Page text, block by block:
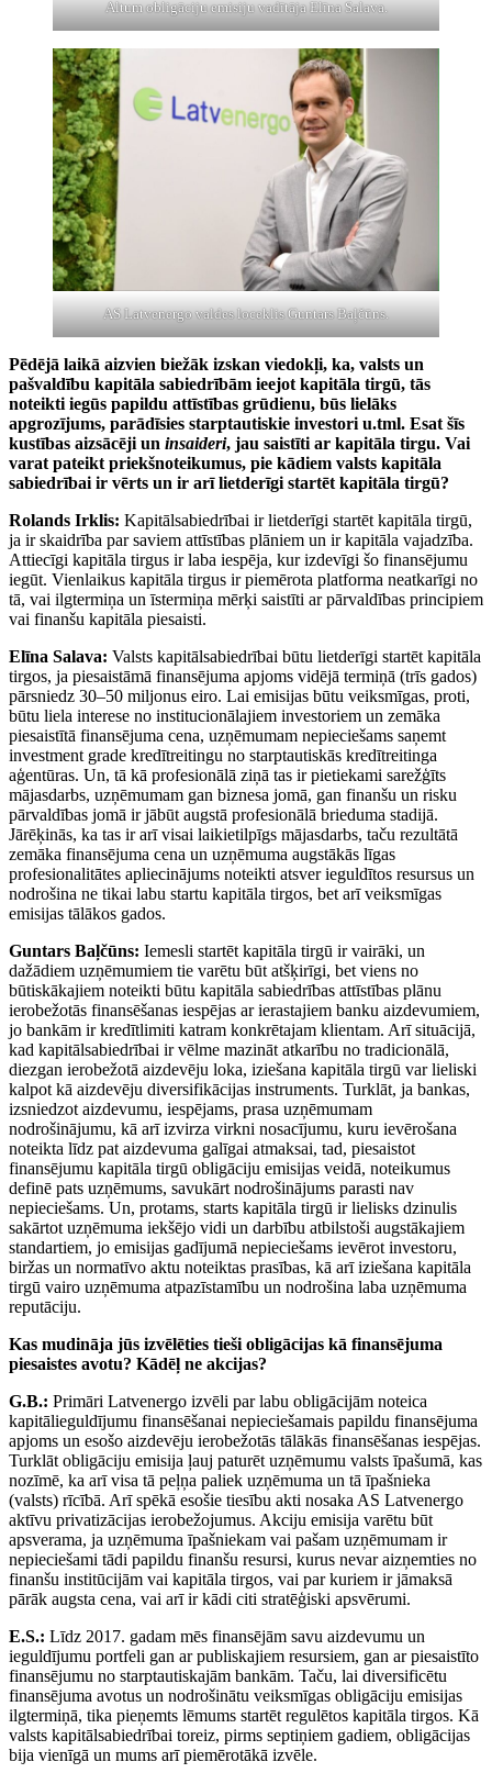
Altum obligāciju emisiju vadītāja Elīna Salava.
AS Latvenergo valdes loceklis Guntars Baļčūns.
Pēdējā laikā aizvien biežāk izskan viedokļi, ka, valsts un
pašvaldību kapitāla sabiedrībām ieejot kapitāla tirgū, tās
noteikti iegūs papildu attīstības grūdienu, būs lielāks
apgrozījums, parādīsies starptautiskie investori u.tml. Esat šīs
kustības aizsācēji un insaideri, jau saistīti ar kapitāla tirgu. Vai
varat pateikt priekšnoteikumus, pie kādiem valsts kapitāla
sabiedrībai ir vērts un ir arī lietderīgi startēt kapitāla tirgū?
Rolands Irklis: Kapitālsabiedrībai ir lietderīgi startēt kapitāla tirgū,
ja ir skaidrība par saviem attīstības plāniem un ir kapitāla vajadzība.
Attiecīgi kapitāla tirgus ir laba iespēja, kur izdevīgi šo finansējumu
iegūt. Vienlaikus kapitāla tirgus ir piemērota platforma neatkarīgi no
tā, vai ilgtermiņa un īstermiņa mērķi saistīti ar pārvaldības principiem
vai finanšu kapitāla piesaisti.
Elīna Salava: Valsts kapitālsabiedrībai būtu lietderīgi startēt kapitāla
tirgos, ja piesaistāmā finansējuma apjoms vidējā termiņā (trīs gados)
pārsniedz 30–50 miljonus eiro. Lai emisijas būtu veiksmīgas, proti,
būtu liela interese no institucionālajiem investoriem un zemāka
piesaistītā finansējuma cena, uzņēmumam nepieciešams saņemt
investment grade kredītreitingu no starptautiskās kredītreitinga
aģentūras. Un, tā kā profesionālā ziņā tas ir pietiekami sarežģīts
mājasdarbs, uzņēmumam gan biznesa jomā, gan finanšu un risku
pārvaldības jomā ir jābūt augstā profesionālā brieduma stadijā.
Jārēķinās, ka tas ir arī visai laikietilpīgs mājasdarbs, taču rezultātā
zemāka finansējuma cena un uzņēmuma augstākās līgas
profesionalitātes apliecinājums noteikti atsver ieguldītos resursus un
nodrošina ne tikai labu startu kapitāla tirgos, bet arī veiksmīgas
emisijas tālākos gados.
Guntars Baļčūns: Iemesli startēt kapitāla tirgū ir vairāki, un
dažādiem uzņēmumiem tie varētu būt atšķirīgi, bet viens no
būtiskākajiem noteikti būtu kapitāla sabiedrības attīstības plānu
ierobežotās finansēšanas iespējas ar ierastajiem banku aizdevumiem,
jo bankām ir kredītlimiti katram konkrētajam klientam. Arī situācijā,
kad kapitālsabiedrībai ir vēlme mazināt atkarību no tradicionālā,
diezgan ierobežotā aizdevēju loka, iziešana kapitāla tirgū var lieliski
kalpot kā aizdevēju diversifikācijas instruments. Turklāt, ja bankas,
izsniedzot aizdevumu, iespējams, prasa uzņēmumam
nodrošinājumu, kā arī izvirza virkni nosacījumu, kuru ievērošana
noteikta līdz pat aizdevuma galīgai atmaksai, tad, piesaistot
finansējumu kapitāla tirgū obligāciju emisijas veidā, noteikumus
definē pats uzņēmums, savukārt nodrošinājums parasti nav
nepieciešams. Un, protams, starts kapitāla tirgū ir lielisks dzinulis
sakārtot uzņēmuma iekšējo vidi un darbību atbilstoši augstākajiem
standartiem, jo emisijas gadījumā nepieciešams ievērot investoru,
biržas un normatīvo aktu noteiktas prasības, kā arī iziešana kapitāla
tirgū vairo uzņēmuma atpazīstamību un nodrošina laba uzņēmuma
reputāciju.
Kas mudināja jūs izvēlēties tieši obligācijas kā finansējuma
piesaistes avotu? Kādēļ ne akcijas?
G.B.: Primāri Latvenergo izvēli par labu obligācijām noteica
kapitālieguldījumu finansēšanai nepieciešamais papildu finansējuma
apjoms un esošo aizdevēju ierobežotās tālākās finansēšanas iespējas.
Turklāt obligāciju emisija ļauj paturēt uzņēmumu valsts īpašumā, kas
nozīmē, ka arī visa tā peļņa paliek uzņēmuma un tā īpašnieka
(valsts) rīcībā. Arī spēkā esošie tiesību akti nosaka AS Latvenergo
aktīvu privatizācijas ierobežojumus. Akciju emisija varētu būt
apsverama, ja uzņēmuma īpašniekam vai pašam uzņēmumam ir
nepieciešami tādi papildu finanšu resursi, kurus nevar aizņemties no
finanšu institūcijām vai kapitāla tirgos, vai par kuriem ir jāmaksā
pārāk augsta cena, vai arī ir kādi citi stratēģiski apsvērumi.
E.S.: Līdz 2017. gadam mēs finansējām savu aizdevumu un
ieguldījumu portfeli gan ar publiskajiem resursiem, gan ar piesaistīto
finansējumu no starptautiskajām bankām. Taču, lai diversificētu
finansējuma avotus un nodrošinātu veiksmīgas obligāciju emisijas
ilgtermiņā, tika pieņemts lēmums startēt regulētos kapitāla tirgos. Kā
valsts kapitālsabiedrībai toreiz, pirms septiņiem gadiem, obligācijas
bija vienīgā un mums arī piemērotākā izvēle.